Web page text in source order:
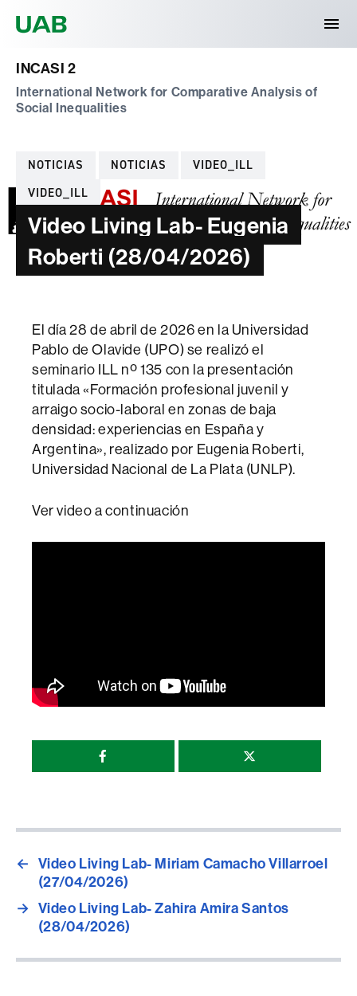
INCASI 2
International Network for Comparative Analysis of
Social Inequalities
Categorías
NOTICIAS NOTICIAS
VIDEO_ILL
VIDEO_ILL
Video Living Lab- Eugenia
Roberti (28/04/2026)
El día 28 de abril de 2026 en la Universidad
Pablo de Olavide (UPO) se realizó el
seminario ILL nº 135 con la presentación
titulada «Formación profesional juvenil y
arraigo socio-laboral en zonas de baja
densidad: experiencias en España y
Argentina», realizado por Eugenia Roberti,
Universidad Nacional de La Plata (UNLP).
Ver video a continuación
Compartir
página
← Video Living Lab- Miriam Camacho Villarroel
(27/04/2026)
→ Video Living Lab- Zahira Amira Santos
(28/04/2026)